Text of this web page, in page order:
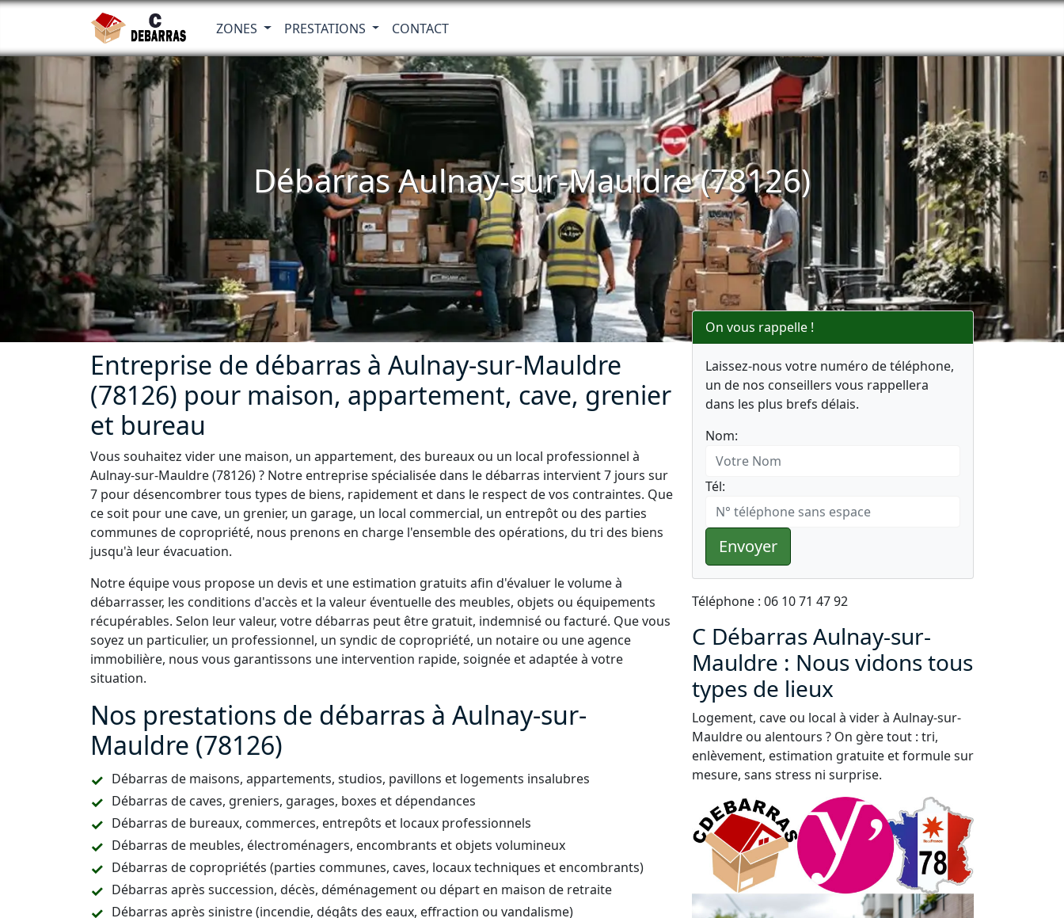
ZONES PRESTATIONS CONTACT
Débarras Aulnay-sur-Mauldre (78126)
Entreprise de débarras à Aulnay-sur-Mauldre
(78126) pour maison, appartement, cave, grenier
et bureau
Vous souhaitez vider une maison, un appartement, des bureaux ou un local professionnel à
Aulnay-sur-Mauldre (78126) ? Notre entreprise spécialisée dans le débarras intervient 7 jours sur
7 pour désencombrer tous types de biens, rapidement et dans le respect de vos contraintes. Que
ce soit pour une cave, un grenier, un garage, un local commercial, un entrepôt ou des parties
communes de copropriété, nous prenons en charge l'ensemble des opérations, du tri des biens
jusqu'à leur évacuation.
Notre équipe vous propose un devis et une estimation gratuits afin d'évaluer le volume à
débarrasser, les conditions d'accès et la valeur éventuelle des meubles, objets ou équipements
récupérables. Selon leur valeur, votre débarras peut être gratuit, indemnisé ou facturé. Que vous
soyez un particulier, un professionnel, un syndic de copropriété, un notaire ou une agence
immobilière, nous vous garantissons une intervention rapide, soignée et adaptée à votre
situation.
Nos prestations de débarras à Aulnay-sur-
Mauldre (78126)
Débarras de maisons, appartements, studios, pavillons et logements insalubres
Débarras de caves, greniers, garages, boxes et dépendances
Débarras de bureaux, commerces, entrepôts et locaux professionnels
Débarras de meubles, électroménagers, encombrants et objets volumineux
Débarras de copropriétés (parties communes, caves, locaux techniques et encombrants)
Débarras après succession, décès, déménagement ou départ en maison de retraite
Débarras après sinistre (incendie, dégâts des eaux, effraction ou vandalisme)
On vous rappelle !
Laissez-nous votre numéro de téléphone,
un de nos conseillers vous rappellera
dans les plus brefs délais.
Nom:
Tél:
Envoyer
Téléphone : 06 10 71 47 92
C Débarras Aulnay-sur-
Mauldre : Nous vidons tous
types de lieux
Logement, cave ou local à vider à Aulnay-sur-
Mauldre ou alentours ? On gère tout : tri,
enlèvement, estimation gratuite et formule sur
mesure, sans stress ni surprise.